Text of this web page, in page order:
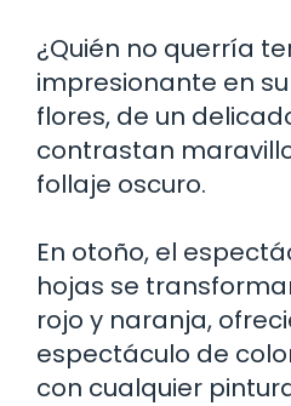
¿Quién no querría
impresionante en
flores, de un
contrastan
follaje oscuro.
En otoño, el
hojas se
rojo y naranja,
espectáculo de
con cualquier